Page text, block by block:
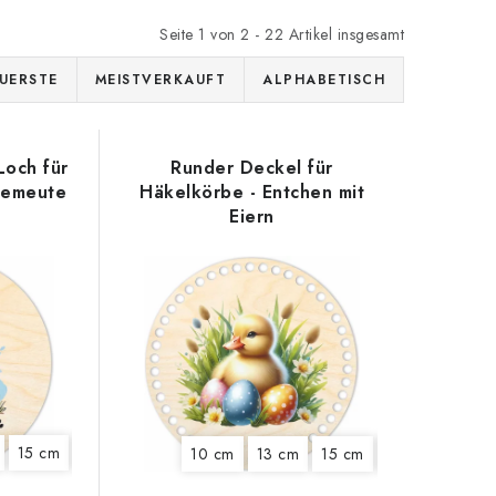
Seite 1 von 2 - 22 Artikel insgesamt
MEISTVERKAUFT ALPHABETISCH
für
15 cm 20 cm 22 cm
Runder Deckel für
Häkelkörbe - Entchen mit
Eiern
10 cm 13 cm 15 cm